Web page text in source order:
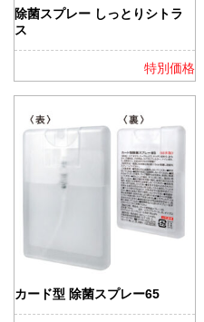
除菌スプレー しっとりシトラ
ス
特別価格
カード型 除菌スプレー65